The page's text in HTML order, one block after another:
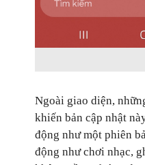
Ngoài giao diện,
khiến bản cập nhật
động như một phiên
động như chơi nhạc,